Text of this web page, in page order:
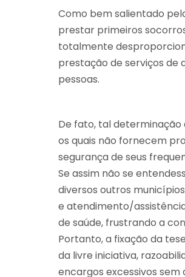
Como bem salientado
prestar primeiros
totalmente
prestação de serviços de
pessoas.
De fato, tal
os quais não fornecem
segurança de seus
Se assim não se
diversos outros
e atendimento/
de saúde, frustrando a
Portanto, a fixação da
da livre iniciativa,
encargos excessivos